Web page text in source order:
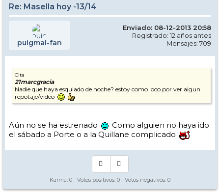
Re: Masella hoy -13/14
puigmal-fan
Enviado: 08-12-2013 20:58
Registrado: 12 años antes
Mensajes: 709
Cita
21marcgracia
Nadie que haya esquiado de noche? estoy como loco por ver algun
repotaje/video
Aún no se ha estrenado
Como alguien no haya ido
el sábado a Porte o a la Quillane complicado
Karma: 0 - Votos positivos: 0 - Votos negativos: 0